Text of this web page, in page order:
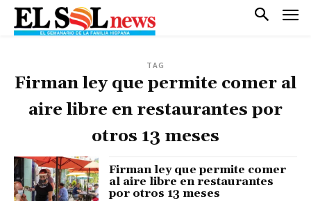
TAG
Firman ley que permite comer al
aire libre en restaurantes por
otros 13 meses
Firman ley que permite comer
al aire libre en restaurantes
por otros 13 meses